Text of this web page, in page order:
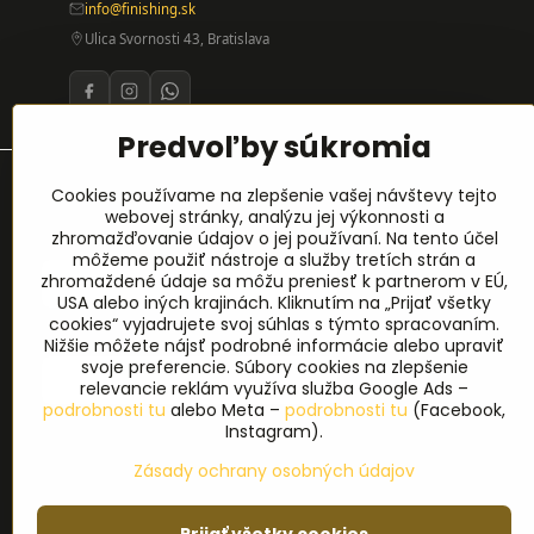
info@finishing.sk
Ulica Svornosti 43, Bratislava
Prihlásenie na odber noviniek
Meno*
E-mail*
Predvoľby súkromia
Cookies používame na zlepšenie vašej návštevy tejto
webovej stránky, analýzu jej výkonnosti a
zhromažďovanie údajov o jej používaní. Na tento účel
môžeme použiť nástroje a služby tretích strán a
zhromaždené údaje sa môžu preniesť k partnerom v EÚ,
USA alebo iných krajinách. Kliknutím na „Prijať všetky
cookies“ vyjadrujete svoj súhlas s týmto spracovaním.
Nižšie môžete nájsť podrobné informácie alebo upraviť
svoje preferencie. Súbory cookies na zlepšenie
relevancie reklám využíva služba Google Ads –
podrobnosti tu alebo Meta – podrobnosti tu (Facebook,
Instagram).
Zásady ochrany osobných údajov